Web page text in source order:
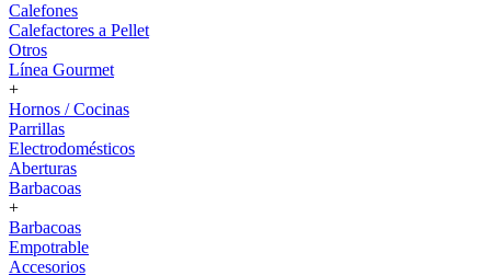
Calefones
Calefactores a Pellet
Otros
Línea Gourmet
+
Hornos / Cocinas
Parrillas
Electrodomésticos
Aberturas
Barbacoas
+
Barbacoas
Empotrable
Accesorios